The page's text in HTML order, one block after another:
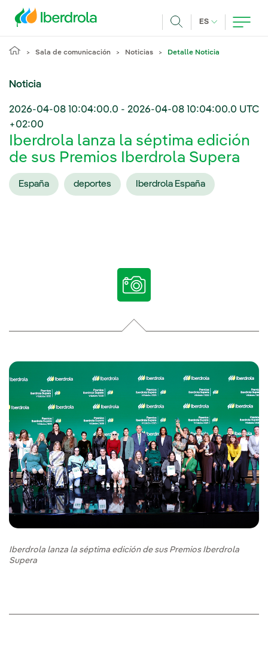
ES IDIOMA
Sala de comunicación Noticias Detalle Noticia
Noticia
2026-04-08 10:04:00.0 - 2026-04-08 10:04:00.0 UTC
+02:00
Iberdrola lanza la séptima edición
de sus Premios Iberdrola Supera
España deportes Iberdrola España
Iberdrola lanza la séptima edición de sus Premios Iberdrola
Supera